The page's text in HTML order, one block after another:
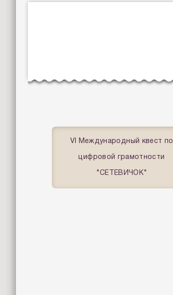
VI Международный квест по
цифровой грамотности
"СЕТЕВИЧОК"